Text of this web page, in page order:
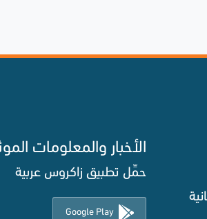
الأخبار والمعلومات
حمِّل تطبيق زاكروس عربية
Google Play